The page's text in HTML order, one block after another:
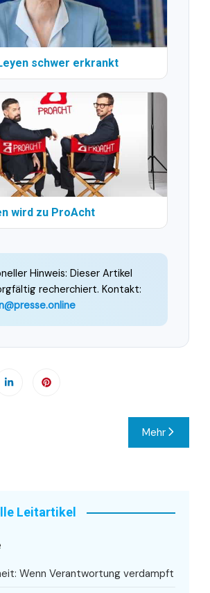
schwer erkrankt
wird zu ProAcht
Hinweis: Dieser Artikel
recherchiert. Kontakt:
Mehr
Leitartikel
Wenn Verantwortung verdampft